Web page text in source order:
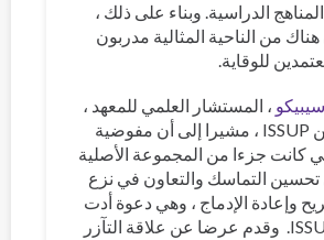
الدراسية. وبناء على ذلك ،
من الناحية المثالية مدربون
للوقاية.
، المستشار العلمي للمعهد ،
لمحة عامة عن ISSUP ، مشيرا إلى أن مفوضية
كانت جزءا من المجموعة الأصلية
تحسين التماسك والتعاون في نزع
وإعادة الإدماج ، وهي دعوة أدت
إلى تشكيل ISSUP. وقدم عرضا عن علاقة التآزر